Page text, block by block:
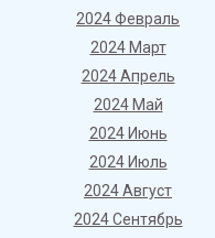
2024 Февраль
2024 Март
2024 Апрель
2024 Май
2024 Июнь
2024 Июль
2024 Август
2024 Сентябрь